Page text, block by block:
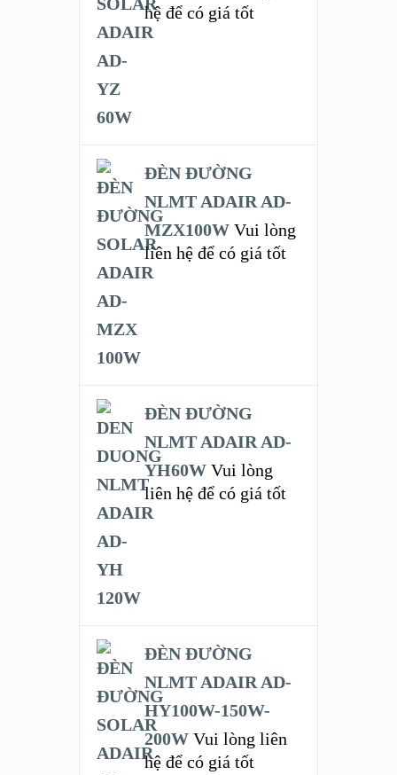
hệ để có giá tốt
ĐÈN ĐƯỜNG
NLMT ADAIR AD-
MZX100W Vui lòng
liên hệ để có giá tốt
ĐÈN ĐƯỜNG
NLMT ADAIR AD-
YH60W Vui lòng
liên hệ để có giá tốt
ĐÈN ĐƯỜNG
NLMT ADAIR AD-
HY100W-150W-
200W Vui lòng liên
hệ để có giá tốt